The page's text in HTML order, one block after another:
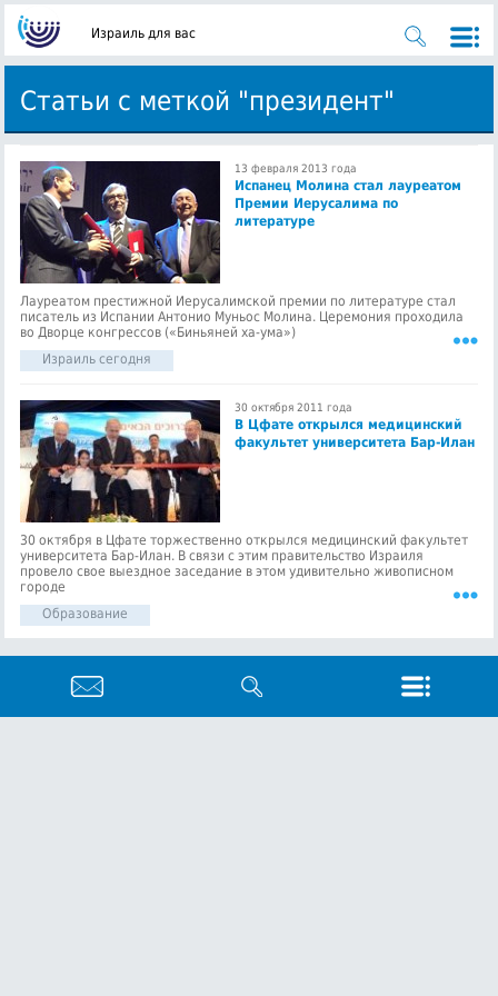
Израиль для вас
Статьи с меткой "президент"
13 февраля 2013 года
Испанец Молина стал лауреатом
Премии Иерусалима по
литературе
Лауреатом престижной Иерусалимской премии по литературе стал
писатель из Испании Антонио Муньос Молина. Церемония проходила
во Дворце конгрессов («Биньяней ха-ума»)
Израиль сегодня
30 октября 2011 года
В Цфате открылся медицинский
факультет университета Бар-Илан
30 октября в Цфате торжественно открылся медицинский факультет
университета Бар-Илан. В связи с этим правительство Израиля
провело свое выездное заседание в этом удивительно живописном
городе
Образование